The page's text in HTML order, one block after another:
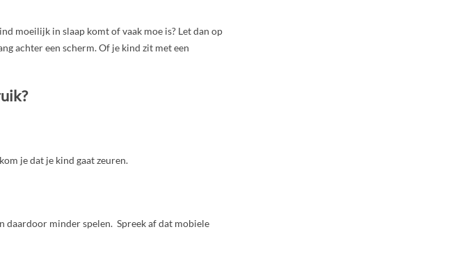
moeilijk in slaap komt of vaak moe is? Let dan op
achter een scherm. Of je kind zit met een
je dat je kind gaat zeuren.
daardoor minder spelen. Spreek af dat mobiele